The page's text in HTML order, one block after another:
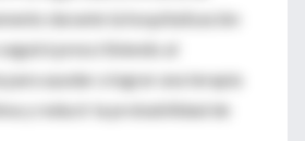
durante la hospitalización
prescribiendo al
para ayudar a lograr una terapia
y reducir la probabilidad de